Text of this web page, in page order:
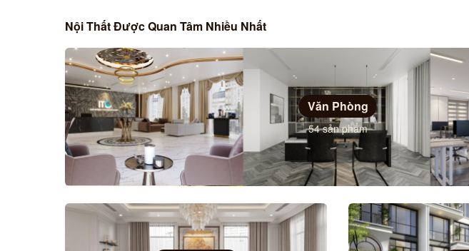
Nội Thất Được Quan Tâm Nhiều Nhất
Văn Phòng
54 sản phẩm